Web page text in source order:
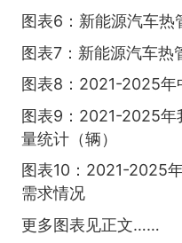
图表6：新能源汽车热
图表7：新能源汽车热
图表8：2021-2025年
图表9：2021-2025年
量统计（辆）
图表10：2021-2025
需求情况
更多图表见正文……